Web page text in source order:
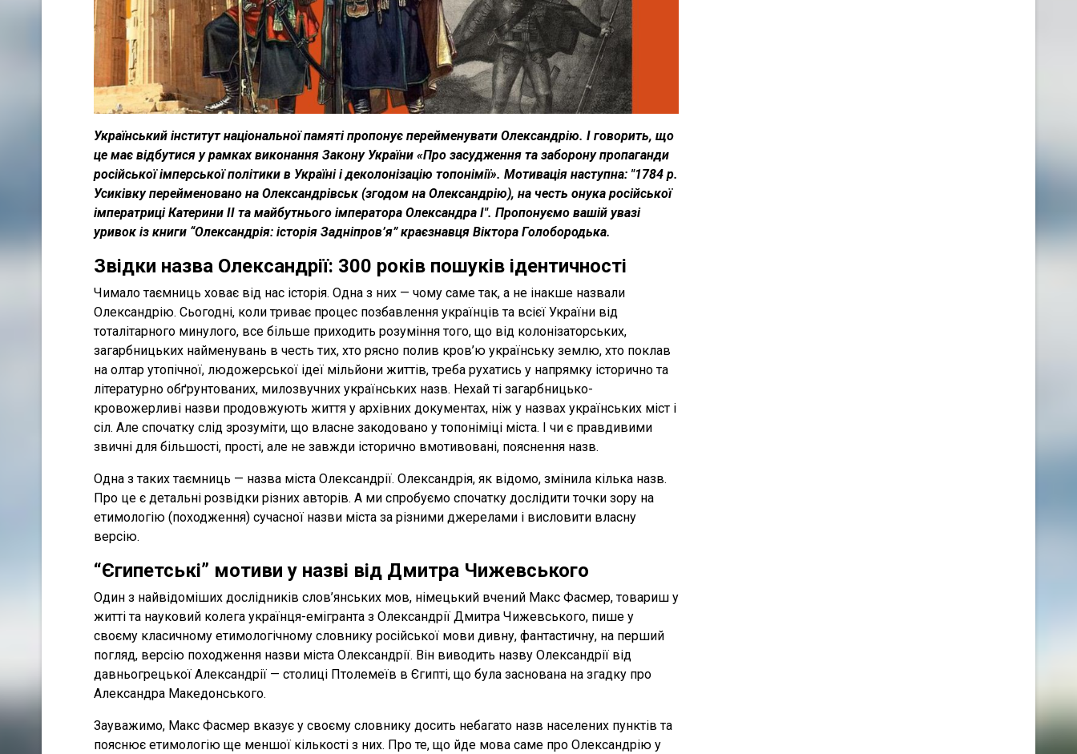
Український інститут національної памяті пропонує перейменувати Олександрію. І говорить, що
це має відбутися у рамках виконання Закону України «Про засудження та заборону пропаганди
російської імперської політики в Україні і деколонізацію топонімії». Мотивація наступна: "1784 р.
Усиківку перейменовано на Олександрівськ (згодом на Олександрію), на честь онука російської
імператриці Катерини ІІ та майбутнього імператора Олександра І". Пропонуємо вашій увазі
уривок із книги “Олександрія: історія Задніпров’я” краєзнавця Віктора Голобородька.
Звідки назва Олександрії: 300 років пошуків ідентичності
Чимало таємниць ховає від нас історія. Одна з них — чому саме так, а не інакше назвали
Олександрію. Сьогодні, коли триває процес позбавлення українців та всієї України від
тоталітарного минулого, все більше приходить розуміння того, що від колонізаторських,
загарбницьких найменувань в честь тих, хто рясно полив кров’ю українську землю, хто поклав
на олтар утопічної, людожерської ідеї мільйони життів, треба рухатись у напрямку історично та
літературно обґрунтованих, милозвучних українських назв. Нехай ті загарбницько-
кровожерливі назви продовжують життя у архівних документах, ніж у назвах українських міст і
сіл. Але спочатку слід зрозуміти, що власне закодовано у топоніміці міста. І чи є правдивими
звичні для більшості, прості, але не завжди історично вмотивовані, пояснення назв.
Одна з таких таємниць — назва міста Олександрії. Олександрія, як відомо, змінила кілька назв.
Про це є детальні розвідки різних авторів. А ми спробуємо спочатку дослідити точки зору на
етимологію (походження) сучасної назви міста за різними джерелами і висловити власну
версію.
“Єгипетські” мотиви у назві від Дмитра Чижевського
Один з найвідоміших дослідників слов’янських мов, німецький вчений Макс Фасмер, товариш у
житті та науковий колега українця-емігранта з Олександрії Дмитра Чижевського, пише у
своєму класичному етимологічному словнику російської мови дивну, фантастичну, на перший
погляд, версію походження назви міста Олександрії. Він виводить назву Олександрії від
давньогрецької Александрії — столиці Птолемеїв в Єгипті, що була заснована на згадку про
Александра Македонського.
Зауважимо, Макс Фасмер вказує у своєму словнику досить небагато назв населених пунктів та
пояснює етимологію ще меншої кількості з них. Про те, що йде мова саме про Олександрію у